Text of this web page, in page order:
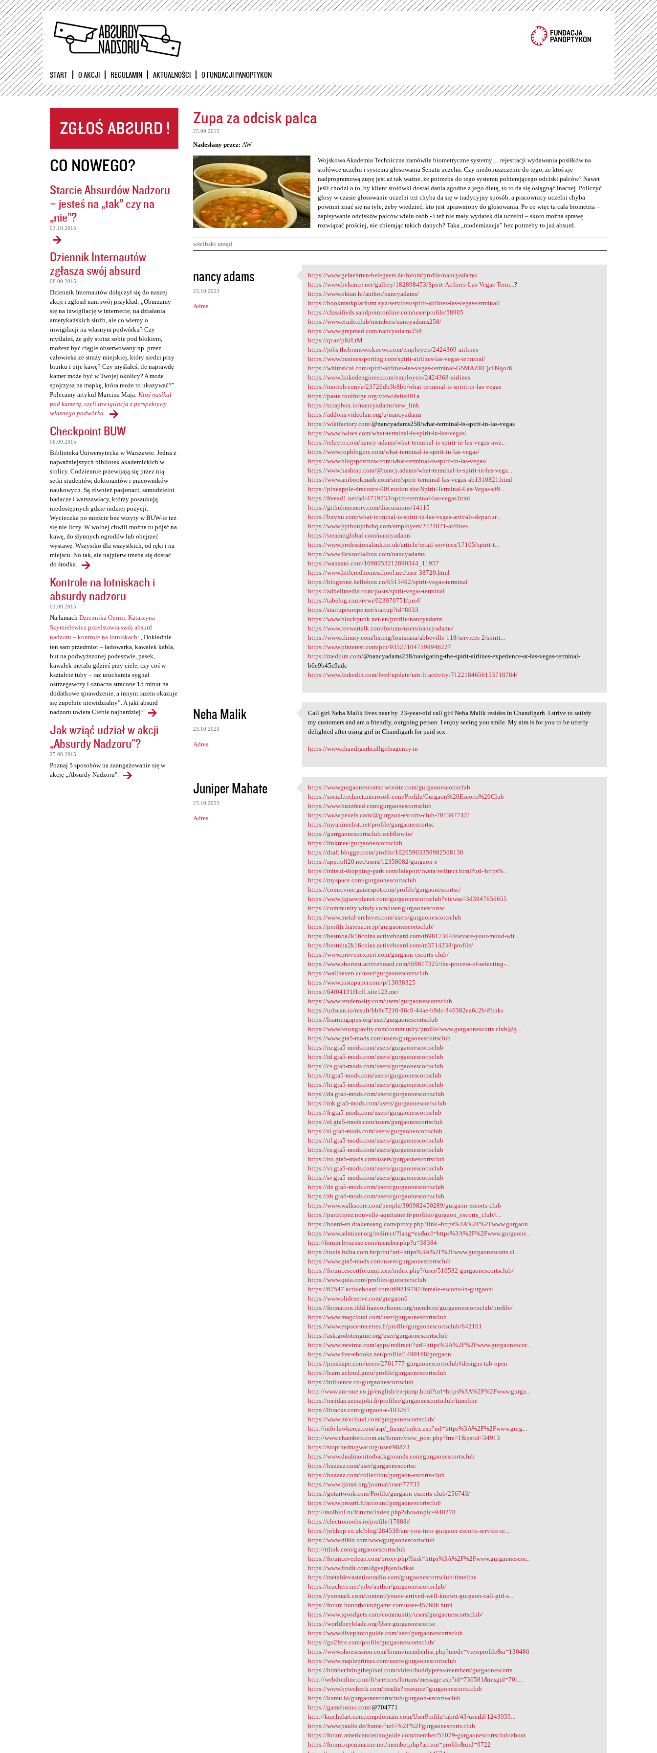
Przejdź
START O AKCJI REGULAMIN AKTUALNOŚCI O FUNDACJI PANOPTYKON
CO NOWEGO?
Starcie Absurdów Nadzoru
– jesteś na „tak” czy na
„nie”?
03.10.2015
Dziennik Internautów
zgłasza swój absurd
08.09.2015
Dziennik Internautów dołączył się do naszej
akcji i zgłosił nam swój przykład: „Oburzamy
się na inwigilację w internecie, na działania
amerykańskich służb, ale co wiemy o
inwigilacji na własnym podwórku? Czy
myślałeś, że gdy stoisz sobie pod blokiem,
możesz być ciągle obserwowany np. przez
człowieka ze straży miejskiej, który siedzi przy
biurku i pije kawę? Czy myślałeś, ile naprawdę
kamer może być w Twojej okolicy? A może
spojrzysz na mapkę, która może to ukazywać?”.
Polecamy artykuł Marcina Maja: Ktoś nasikał
pod kamerą, czyli inwigilacja z perspektywy
własnego podwórka.
Checkpoint BUW
08.09.2015
Biblioteka Uniwersytecka w Warszawie. Jedna z
najważniejszych bibliotek akademickich w
stolicy. Codziennie przewijają się przez nią
setki studentów, doktorantów i pracowników
naukowych. Są również pasjonaci, samodzielni
badacze i warszawiacy, którzy poszukują
niedostępnych gdzie indziej pozycji.
Wycieczka po mieście bez wizyty w BUW-ie też
się nie liczy. W wolnej chwili można tu pójść na
kawę, do słynnych ogrodów lub obejrzeć
wystawę. Wszystko dla wszystkich, od ręki i na
miejscu. No tak, ale najpierw trzeba się dostać
do środka.
Kontrole na lotniskach i
absurdy nadzoru
01.09.2015
Na łamach Dziennika Opinii, Katarzyna
Szymielewicz przedstawia swój absurd
nadzoru – kontrole na lotniskach: „Dokładnie
ten sam przedmiot – ładowarka, kawałek kabla,
but na podwyższonej podeszwie, pasek,
kawałek metalu gdzieś przy ciele, czy coś w
kształcie tuby – raz uruchamia sygnał
ostrzegawczy i oznacza stracone 15 minut na
dodatkowe sprawdzenie, a innym razem okazuje
się zupełnie niewidzialny”. A jaki absurd
nadzoru uwiera Ciebie najbardziej?
Jak wziąć udział w akcji
„Absurdy Nadzoru"?
25.08.2015
Poznaj 5 sposobów na zaangażowanie się w
akcję „Absurdy Nadzoru".
Zupa za odcisk palca
25.09.2015
Nadesłany przez: AW
Wojskowa Akademia Techniczna zamówiła biometryczne systemy… rejestracji wydawania posiłków na
stołówce uczelni i systemu głosowania Senatu uczelni. Czy niedopuszczenie do tego, że ktoś zje
nadprogramową zupę jest aż tak ważne, że potrzeba do tego systemu pobierającego odciski palców? Nawet
jeśli chodzi o to, by klient stołówki dostał dania zgodne z jego dietą, to to da się osiągnąć inaczej. Policzyć
głosy w czasie głosowanie uczelni też chyba da się w tradycyjny sposób, a pracownicy uczelni chyba
powinni znać się na tyle, żeby wiedzieć, kto jest uprawniony do głosowania. Po co więc ta cała biometria –
zapisywanie odcisków palców wielu osób - i też nie mały wydatek dla uczelni – skoro można sprawę
rozwiązać prościej, nie zbierając takich danych? Taka „modernizacja” bez potrzeby to już absurd.
wścibski urząd
K
o
m
e
nancy adams
23.10.2023
Adres
https://www.gefaehrten
https://www.gefaehrten-belegaers.de/forum/profile/nancyadams/
https://www.behance.net/gallery/182898453/Spirit-Airlines-Las-Vegas-Term...?
https://www.oktan.hr/author/nancyadams/
https://bookmarkplatform.xyz/services/spirit-airlines-las-vegas-terminal/
https://classifieds.sandpointonline.com/user/profile/58905
https://www.etude.club/members/nancyadams258/
https://www.grepmed.com/nancyadams258
https://qr.ae/pKrLtM
https://jobs.thebrunswicknews.com/employers/2424369-airlines
https://www.businessporting.com/spirit-airlines-las-vegas-terminal/
https://whimsical.com/spirit-airlines-las-vegas-terminal-GSMAZRCjcH9qorK...
https://www.linkedengineer.com/employers/2424368-airlines
https://morioh.com/a/23726db3b8bb/what-terminal-is-spirit-in-las-vegas
https://paste.toolforge.org/view/de6e801a
https://scrapbox.io/nancyadams/new_link
https://addons.videolan.org/u/nancyadams
https://wikifactory.com/@nancyadams258/what-terminal-is-spirit-in-las-vegas
https://www.iwises.com/what-terminal-is-spirit-in-las-vegas/
https://relayto.com/nancy-adams/what-terminal-is-spirit-in-las-vegas-awz...
https://www.topbloginc.com/what-terminal-is-spirit-in-las-vegas/
https://www.blogspostnow.com/what-terminal-is-spirit-in-las-vegas/
https://www.hashtap.com/@nancy.adams/what-terminal-is-spirit-in-las-vega...
https://www.anibookmark.com/site/spirit-terminal-las-vegas-ab1310821.html
https://pineapple-dracorex-00f.notion.site/Spirit-Terminal-Las-Vegas-cf9...
https://freead1.net/ad/4719733/spirit-terminal-las-vegas.html
https://githubmemory.com/discussions/14115
https://buyxu.com/what-terminal-is-spirit-in-las-vegas-arrivals-departur...
https://www.pythonjobshq.com/employers/2424821-airlines
https://steamitglobal.com/nancyadams
https://www.professionalsuk.co.uk/article/retail-services/17105/spirit-t...
https://www.flexsocialbox.com/nancyadams
https://wanzani.com/1698053212890344_11957
https://www.littleredhomeschool.net/user-38720.html
https://blogzone.hellobox.co/6515492/spirit-vegas-terminal
https://adbellmedia.com/posts/spirit-vegas-terminal
https://tabelog.com/rvwr/023970751/prof/
https://startupeurope.net/startup?id=8033
https://www.blockpunk.net/en/profile/nancyadams
https://www.revwartalk.com/forums/users/nancyadams/
https://www.chimty.com/listing/louisiana/abbeville-118/services-2/spirit...
https://www.pinterest.com/pin/935271047599946227
https://medium.com/@nancyadams258/navigating-the-spirit-airlines-experience-at-las-vegas-terminal-
b6e9b45c9adc
https://www.linkedin.com/feed/update/urn:li:activity:7122184656153718784/
Neha Malik
23.10.2023
Adres
Call girl Neha Malik lives
Call girl Neha Malik lives near by. 23-year-old call girl Neha Malik resides in Chandigarh. I strive to satisfy
my customers and am a friendly, outgoing person. I enjoy seeing you smile. My aim is for you to be utterly
delighted after using girl in Chandigarh for paid sex.
https://www.chandigarhcallgirlsagency.in
Juniper Mahate
23.10.2023
Adres
https://wwwgurgaonescortsc
https://wwwgurgaonescortsc.wixsite.com/gurgaonescortsclub
https://social.technet.microsoft.com/Profile/Gurgaon%20Escorts%20Club
https://www.buzzfeed.com/gurgaonescortsclub
https://www.pexels.com/@gurgaon-escorts-club-701397742/
https://myanimelist.net/profile/gurgaonescortsc
https://gurrgaonescortsclub.webflow.io/
https://linktr.ee/gurgaonescortsclub
https://draft.blogger.com/profile/10265903359982508130
https://app.roll20.net/users/12358082/gurgaon-e
https://mitsui-shopping-park.com/lalaport/iwata/redirect.html?url=https%...
https://myspace.com/gurgaonescortsclub
https://comicvine.gamespot.com/profile/gurgaonescortsc/
https://www.jigsawplanet.com/gurgaonescortsclub?viewas=3d3947656655
https://community.windy.com/user/gurgaonescortsc
https://www.metal-archives.com/users/gurgaonescortsclub
https://profile.hatena.ne.jp/gurgaonescortsclub/
https://bestnba2k16coins.activeboard.com/t69817304/elevate-your-mood-wit...
https://bestnba2k16coins.activeboard.com/m3714238/profile/
https://www.provenexpert.com/gurgaon-escorts-club/
https://www.shortest.activeboard.com/t69817325/the-process-of-selecting-...
https://wallhaven.cc/user/gurgaonescortsclub
https://www.instapaper.com/p/13038325
https://64f04131f1cf1.site123.me/
https://www.renderosity.com/users/gurgaonescortsclub
https://urlscan.io/result/bb9e7216-86c6-44ae-b9dc-346382ea6c2b/#links
https://learningapps.org/user/gurgaonescortsclub
https://www.tetongravity.com/community/profile/www.gurgaonescorts.club@g...
https://www.gta5-mods.com/users/gurgaonescortsclub
https://ru.gta5-mods.com/users/gurgaonescortsclub
https://id.gta5-mods.com/users/gurgaonescortsclub
https://cs.gta5-mods.com/users/gurgaonescortsclub
https://tr.gta5-mods.com/users/gurgaonescortsclub
https://hi.gta5-mods.com/users/gurgaonescortsclub
https://da.gta5-mods.com/users/gurgaonescortsclub
https://mk.gta5-mods.com/users/gurgaonescortsclub
https://fr.gta5-mods.com/users/gurgaonescortsclub
https://el.gta5-mods.com/users/gurgaonescortsclub
https://sl.gta5-mods.com/users/gurgaonescortsclub
https://nl.gta5-mods.com/users/gurgaonescortsclub
https://es.gta5-mods.com/users/gurgaonescortsclub
https://no.gta5-mods.com/users/gurgaonescortsclub
https://vi.gta5-mods.com/users/gurgaonescortsclub
https://sv.gta5-mods.com/users/gurgaonescortsclub
https://de.gta5-mods.com/users/gurgaonescortsclub
https://zh.gta5-mods.com/users/gurgaonescortsclub
https://www.walkscore.com/people/300982450289/gurgaon-escorts-club
https://participez.nouvelle-aquitaine.fr/profiles/gurgaon_escorts_club/t...
https://board-en.drakensang.com/proxy.php?link=https%3A%2F%2Fwww.gurgaon...
https://www.adminer.org/redirect/?lang=en&url=https%3A%2F%2Fwww.gurgaone...
http://forum.lyrsense.com/member.php?u=38384
https://tools.folha.com.br/print?url=https%3A%2F%2Fwww.gurgaonescorts.cl...
https://www.gta5-mods.com/users/gurgaonescortsclub
https://forum.escortforumit.xxx/index.php?/user/510532-gurgaonescortsclub/
https://www.quia.com/profiles/guescortsclub
https://67547.activeboard.com/t69819797/female-escorts-in-gurgaon/
https://www.slideserve.com/gurgaon6
https://formation.ifdd.francophonie.org/membres/gurgaonescortsclub/profile/
https://www.magcloud.com/user/gurgaonescortsclub
https://www.espace-recettes.fr/profile/gurgaonescortsclub/642161
https://ask.godotengine.org/user/gurgaonescortsclub
https://www.meetme.com/apps/redirect/?url=https%3A%2F%2Fwww.gurgaonescor...
https://www.free-ebooks.net/profile/1499168/gurgaon
https://pinshape.com/users/2701777-gurgaonescortsclub#designs-tab-open
https://learn.acloud.guru/profile/gurgaonescortsclub
https://influence.co/gurgaonescortsclub
http://www.am-one.co.jp/english/en-jump.html?url=https%3A%2F%2Fwww.gurga...
https://meidan.seinajoki.fi/profiles/gurgaonescortsclub/timeline
https://8tracks.com/gurgaon-e-103267
https://www.mixcloud.com/gurgaonescortsclub/
http://info.lawkorea.com/asp/_frame/index.asp?url=https%3A%2F%2Fwww.gurg...
http://www.chambers.com.au/forum/view_post.php?frm=1&pstid=34913
https://stopthedrugwar.org/user/98823
https://www.dualmonitorbackgrounds.com/gurgaonescortsclub
https://huzzaz.com/user/gurgaonescortsc
https://huzzaz.com/collection/gurgaon-escorts-club
https://www.ijimai.org/journal/user/77733
https://gotartwork.com/Profile/gurgaon-escorts-club/256743/
https://www.proarti.fr/account/gurgaonescortsclub
http://molbiol.ru/forums/index.php?showtopic=940278
https://electronoobs.io/profile/17888#
https://jobhop.co.uk/blog/284538/are-you-into-gurgaon-escorts-service-re...
https://www.dibiz.com/wwwgurgaonescortsclub
http://ttlink.com/gurgaonescortsclub
https://forum.everleap.com/proxy.php?link=https%3A%2F%2Fwww.gurgaonescor...
https://www.findit.com/dgvajhjenlwikai
https://metaldevastationradio.com/gurgaonescortsclub/timeline
https://teachers.net/jobs/author/gurgaonescortsclub/
https://yoomark.com/content/youve-arrived-well-known-gurgaon-call-girl-s...
https://forum.honorboundgame.com/user-457686.html
https://www.jqwidgets.com/community/users/gurgaonescortsclub/
https://worldbeyblade.org/User-gurgaonescortsc
https://www.divephotoguide.com/user/gurgaonescortsclub
https://go2fete.com/profile/gurgaonescortsclub/
https://www.shoesession.com/forum/memberlist.php?mode=viewprofile&u=130486
https://www.mapleprimes.com/users/gurgaonescortsclub
https://bimber.bringthepixel.com/video/buddypress/members/gurgaonescorts...
http://webdonline.com/fr/services/forums/message.asp?id=736581&msgid=701...
https://www.bytecheck.com/results?resource=gurgaonescorts.club
https://kumu.io/gurgaonescortsclub/gurgaon-escorts-club
https://gamebuino.com/@704771
http://krachelart.com.tempdomain.com/UserProfile/tabid/43/userId/1243959...
https://www.paulis.de/frame/?url=%2F%2Fgurgaonescorts.club
https://forum.americancasinoguide.com/member/51079-gurgaonescortsclub/about
https://forum.openmarine.net/member.php?action=profile&uid=9722